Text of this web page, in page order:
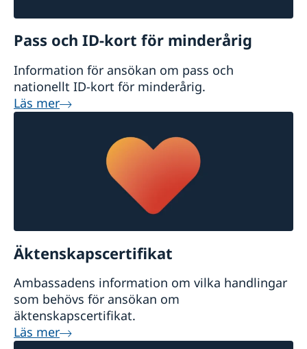
Pass och ID-kort för minderårig
Information för ansökan om pass och
nationellt ID-kort för minderårig.
Läs mer
Äktenskapscertifikat
Ambassadens information om vilka handlingar
som behövs för ansökan om
äktenskapscertifikat.
Läs mer